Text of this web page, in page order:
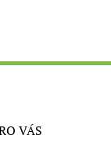
VÁS